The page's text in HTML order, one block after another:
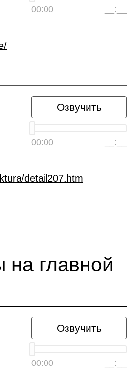
00:00 __:__
Озвучить
00:00 __:__
detail207.htm
на главной
Озвучить
00:00 __:__